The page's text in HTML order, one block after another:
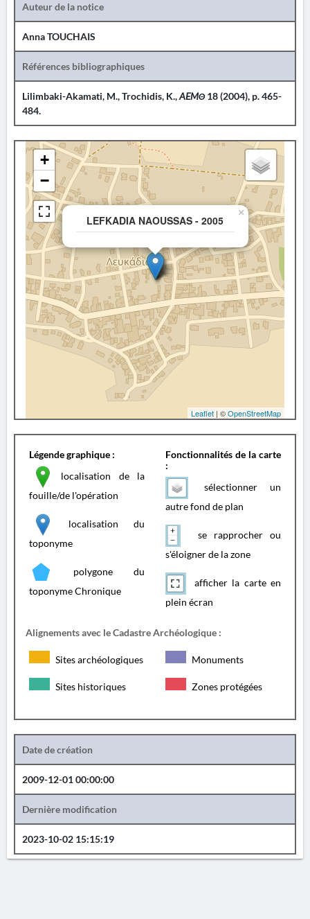
Auteur de la notice
Anna TOUCHAIS
Références bibliographiques
Lilimbaki-Akamati, M., Trochidis, K.,AEMΘ18 (2004), p. 465-
484.
LEFKADIA NAOUSSAS - 2005
×
+
−
Leaflet | ©OpenStreetMap
Légende graphique :
localisation de la
fouille/de l'opération
localisation du
toponyme
polygone du
toponyme Chronique
Fonctionnalités de la carte
:
sélectionner un
autre fond de plan
se rapprocher ou
s'éloigner de la zone
afficher la carte en
plein écran
Alignements avec le Cadastre Archéologique :
Sites archéologiques Monuments
Sites historiques Zones protégées
Date de création
2009-12-01 00:00:00
Dernière modification
2023-10-02 15:15:19